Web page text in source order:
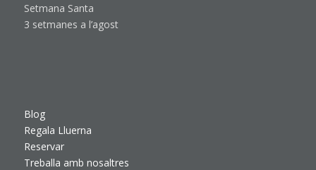
Setmana Santa
3 setmanes a l’agost
Blog
Regala Lluerna
Reservar
Treballa amb nosaltres